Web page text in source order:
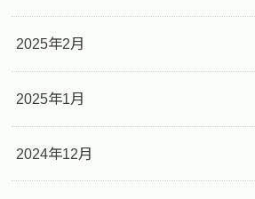
2025年2月
2025年1月
2024年12月